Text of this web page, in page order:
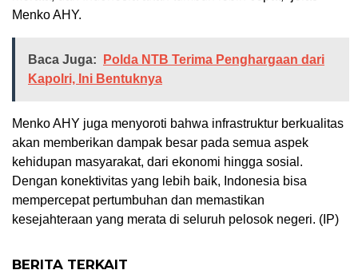
Menko AHY.
Baca Juga:
Polda NTB Terima Penghargaan dari
Kapolri, Ini Bentuknya
Menko AHY juga menyoroti bahwa infrastruktur berkualitas
akan memberikan dampak besar pada semua aspek
kehidupan masyarakat, dari ekonomi hingga sosial.
Dengan konektivitas yang lebih baik, Indonesia bisa
mempercepat pertumbuhan dan memastikan
kesejahteraan yang merata di seluruh pelosok negeri. (IP)
BERITA TERKAIT